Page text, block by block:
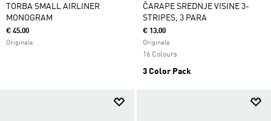
TORBA SMALL AIRLINER
MONOGRAM
€ 45.00
Originals
ČARAPE SREDNJE VISINE 3-
STRIPES, 3 PARA
€ 13.00
Originals
16 Colours
3 Color Pack